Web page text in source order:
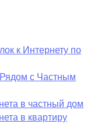
к Интернету по
с Частным
в частный дом
в квартиру